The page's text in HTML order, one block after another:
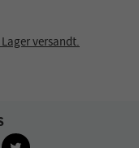
versandt.